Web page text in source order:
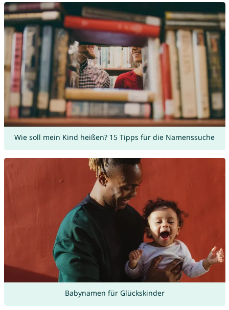
Wie soll mein Kind heißen? 15 Tipps für die Namenssuche
Babynamen für Glückskinder